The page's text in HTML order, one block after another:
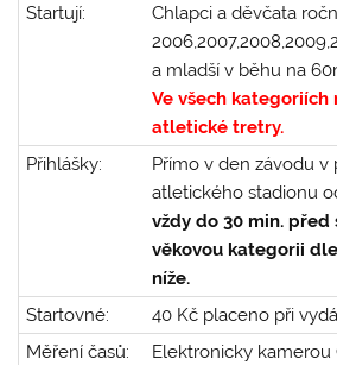
Startují:
Chlapci a děvčata
a mladší v běhu na
Ve všech kategoriích
atletické tretry.
Přihlášky:
Přímo v den závodu v
atletického stadionu
vždy do 30 min.
věkovou kategorii
níže.
Startovné:
40 Kč placeno při
Měření časů:
Elektronicky kamerou